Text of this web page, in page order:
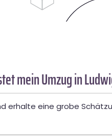
mein Umzug in
erhalte eine grobe